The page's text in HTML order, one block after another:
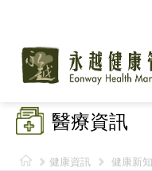
醫療資訊
健康資訊 健康新知